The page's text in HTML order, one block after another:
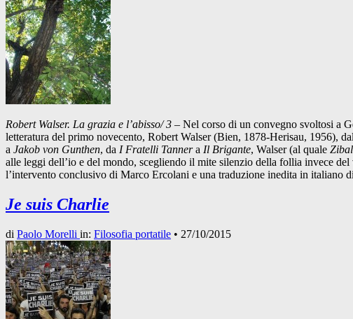
Robert Walser. La grazia e l’abisso/ 3 – Nel corso di un convegno svoltosi a
letteratura del primo novecento, Robert Walser (Bien, 1878-Herisau, 1956),
a Jakob von Gunthen, da I Fratelli Tannera Il Brigante, Walser (al quale
alle leggi dell’io e del mondo, scegliendo il mite silenzio della follia invece
l’intervento conclusivo di Marco Ercolani e una traduzione inedita in italiano
Je suis Charlie
di Paolo Morelli in: Filosofia portatile • 27/10/2015